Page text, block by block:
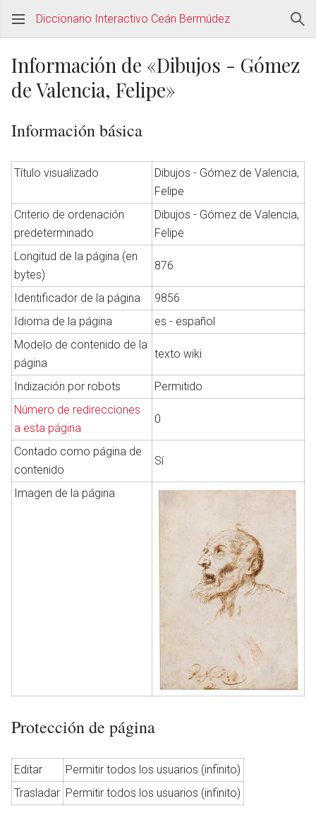
Abrir menú principal
Diccionario Interactivo Ceán Bermúdez
Información de «Dibujos - Gómez
de Valencia, Felipe»
Información básica
Título visualizado
Dibujos - Gómez de Valencia,
Felipe
Criterio de ordenación
predeterminado
Dibujos - Gómez de Valencia,
Felipe
Longitud de la página (en
bytes)
876
Identificador de la página
9856
Idioma de la página
es - español
Modelo de contenido de la
página
texto wiki
Indización por robots
Permitido
Número de redirecciones
a esta página
0
Contado como página de
contenido
Sí
Imagen de la página
Protección de página
Editar
Permitir todos los usuarios (infinito)
Trasladar Permitir todos los usuarios (infinito)